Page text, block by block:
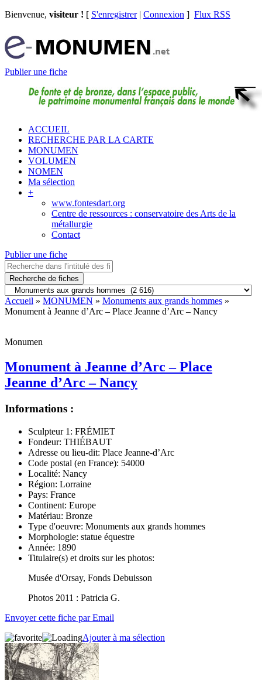
Bienvenue, visiteur ! [ S'enregistrer| Connexion ] Flux RSS
Publier une fiche
ACCUEIL
RECHERCHE PAR LA CARTE
MONUMEN
VOLUMEN
NOMEN
Ma sélection
+
www.fontesdart.org
Centre de ressources : conservatoire des Arts de la
métallurgie
Contact
Publier une fiche
Recherche de fiches
Accueil » MONUMEN » Monuments aux grands hommes »
Monument à Jeanne d’Arc – Place Jeanne d’Arc – Nancy
Monumen
Monument à Jeanne d’Arc – Place
Jeanne d’Arc – Nancy
Informations :
Sculpteur 1: FRÉMIET
Fondeur: THIÉBAUT
Adresse ou lieu-dit: Place Jeanne-d’Arc
Code postal (en France): 54000
Localité: Nancy
Région: Lorraine
Pays: France
Continent: Europe
Matériau: Bronze
Type d'oeuvre: Monuments aux grands hommes
Morphologie: statue équestre
Année: 1890
Titulaire(s) et droits sur les photos:
Musée d'Orsay, Fonds Debuisson
Photos 2011 : Patricia G.
Envoyer cette fiche par Email
Ajouter à ma sélection